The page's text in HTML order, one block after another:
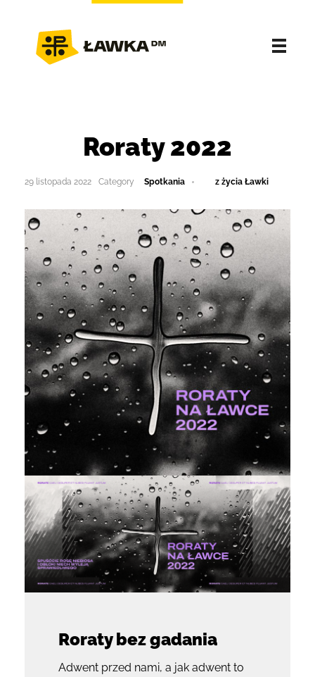
Roraty 2022
29 listopada 2022 Spotkania z życia Ławki
Roraty bez gadania
Adwent przed nami, a jak adwent to